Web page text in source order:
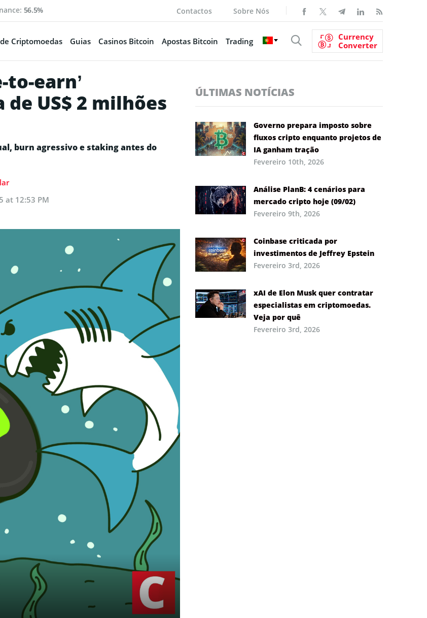
56.5% Contactos Sobre Nós
Criptomoedas Guias Casinos Bitcoin Apostas Bitcoin Trading
Currency
Converter
earn’
US$ 2 milhões
burn agressivo e staking antes do
at 12:53 PM
ÚLTIMAS NOTÍCIAS
Governo prepara imposto sobre
fluxos cripto enquanto projetos de
IA ganham tração
Fevereiro 10th, 2026
Análise PlanB: 4 cenários para
mercado cripto hoje (09/02)
Fevereiro 9th, 2026
Coinbase criticada por
investimentos de Jeffrey Epstein
Fevereiro 3rd, 2026
xAI de Elon Musk quer contratar
especialistas em criptomoedas.
Veja por quê
Fevereiro 3rd, 2026